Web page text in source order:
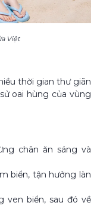
Việt
thời gian thư giãn
oai hùng của vùng
chân ăn sáng và
biển, tận hưởng làn
ven biển, sau đó về